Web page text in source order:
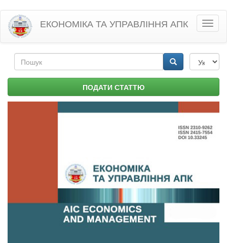
Перейти
основного
матеріалу
ЕКОНОМІКА ТА УПРАВЛІННЯ АПК
Пошукова
форма ПОДАТИ СТАТТЮ